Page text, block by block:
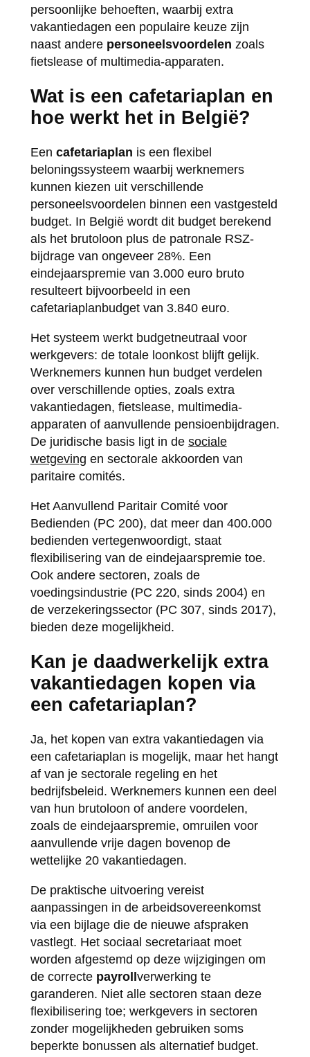
persoonlijke behoeften, waarbij extra
vakantiedagen een populaire keuze zijn
naast andere personeelsvoordelen zoals
fietslease of multimedia-apparaten.
Wat is een cafetariaplan en
hoe werkt het in België?
Een cafetariaplan is een flexibel
beloningssysteem waarbij werknemers
kunnen kiezen uit verschillende
personeelsvoordelen binnen een vastgesteld
budget. In België wordt dit budget berekend
als het brutoloon plus de patronale RSZ-
bijdrage van ongeveer 28%. Een
eindejaarspremie van 3.000 euro bruto
resulteert bijvoorbeeld in een
cafetariaplanbudget van 3.840 euro.
Het systeem werkt budgetneutraal voor
werkgevers: de totale loonkost blijft gelijk.
Werknemers kunnen hun budget verdelen
over verschillende opties, zoals extra
vakantiedagen, fietslease, multimedia-
apparaten of aanvullende pensioenbijdragen.
De juridische basis ligt in de sociale
wetgeving en sectorale akkoorden van
paritaire comités.
Het Aanvullend Paritair Comité voor
Bedienden (PC 200), dat meer dan 400.000
bedienden vertegenwoordigt, staat
flexibilisering van de eindejaarspremie toe.
Ook andere sectoren, zoals de
voedingsindustrie (PC 220, sinds 2004) en
de verzekeringssector (PC 307, sinds 2017),
bieden deze mogelijkheid.
Kan je daadwerkelijk extra
vakantiedagen kopen via
een cafetariaplan?
Ja, het kopen van extra vakantiedagen via
een cafetariaplan is mogelijk, maar het hangt
af van je sectorale regeling en het
bedrijfsbeleid. Werknemers kunnen een deel
van hun brutoloon of andere voordelen,
zoals de eindejaarspremie, omruilen voor
aanvullende vrije dagen bovenop de
wettelijke 20 vakantiedagen.
De praktische uitvoering vereist
aanpassingen in de arbeidsovereenkomst
via een bijlage die de nieuwe afspraken
vastlegt. Het sociaal secretariaat moet
worden afgestemd op deze wijzigingen om
de correcte payrollverwerking te
garanderen. Niet alle sectoren staan deze
flexibilisering toe; werkgevers in sectoren
zonder mogelijkheden gebruiken soms
beperkte bonussen als alternatief budget.